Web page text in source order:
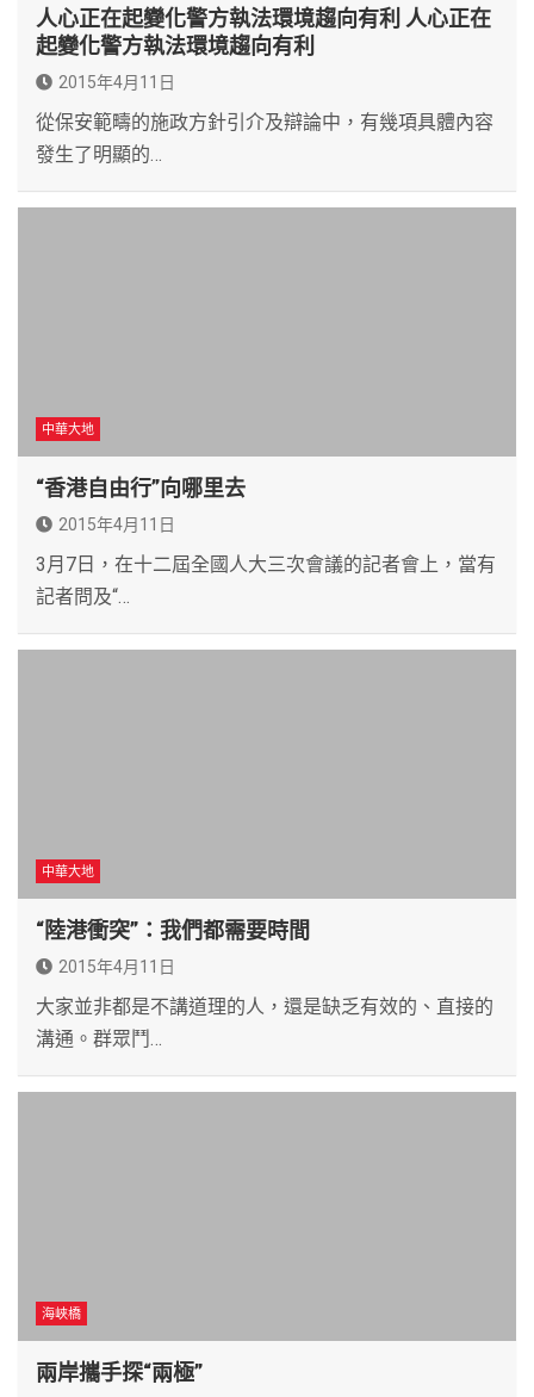
人心正在起變化警方執法環境趨向有利 人心正在
起變化警方執法環境趨向有利
2015年4月11日
從保安範疇的施政方針引介及辯論中，有幾項具體內容
發生了明顯的…
中華大地
“香港自由行”向哪里去
2015年4月11日
3月7日，在十二屆全國人大三次會議的記者會上，當有
記者問及“…
中華大地
“陸港衝突”：我們都需要時間
2015年4月11日
大家並非都是不講道理的人，還是缺乏有效的、直接的
溝通。群眾鬥…
海峽橋
兩岸攜手探“兩極”